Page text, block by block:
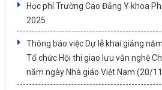
Học phí Trường Cao Đẳng Y khoa
2025
Thông báo việc Dự lễ khai giảng
Tổ chức Hội thi giao lưu văn nghệ
năm ngày Nhà giáo Việt Nam (20/